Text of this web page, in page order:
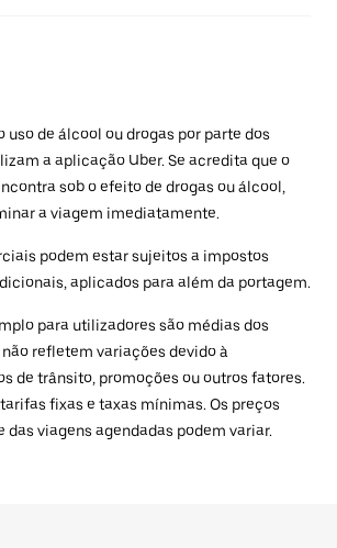
uso de álcool ou drogas por parte dos
a aplicação Uber. Se acredita que o
sob o efeito de drogas ou álcool,
a viagem imediatamente.
podem estar sujeitos a impostos
aplicados para além da portagem.
para utilizadores são médias dos
não refletem variações devido à
de trânsito, promoções ou outros fatores.
fixas e taxas mínimas. Os preços
das viagens agendadas podem variar.